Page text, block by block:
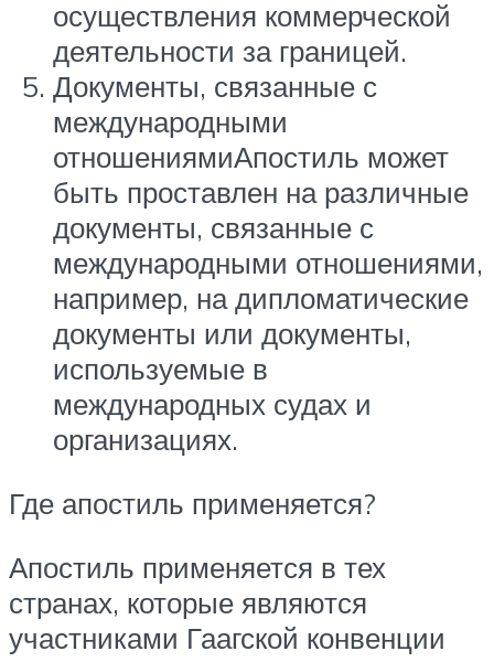
осуществления коммерческой
деятельности за границей.
Документы, связанные с
международными
отношениямиАпостиль может
быть проставлен на различные
документы, связанные с
международными отношениями,
например, на дипломатические
документы или документы,
используемые в
международных судах и
организациях.
Где апостиль применяется?
Апостиль применяется в тех
странах, которые являются
участниками Гаагской конвенции